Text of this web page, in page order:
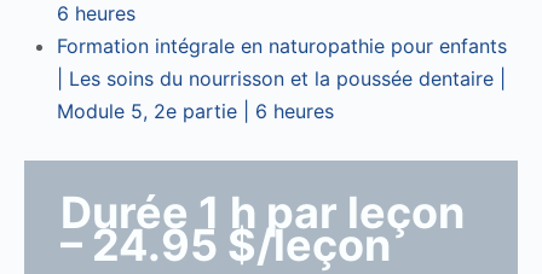
6 heures
Formation intégrale en naturopathie pour enfants
| Les soins du nourrisson et la poussée dentaire |
Module 5, 2e partie | 6 heures
Durée 1 h par leçon
– 24.95 $/leçon